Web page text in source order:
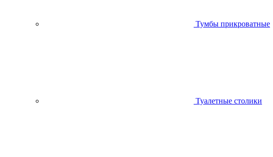
Тумбы прикроватные
Туалетные столики